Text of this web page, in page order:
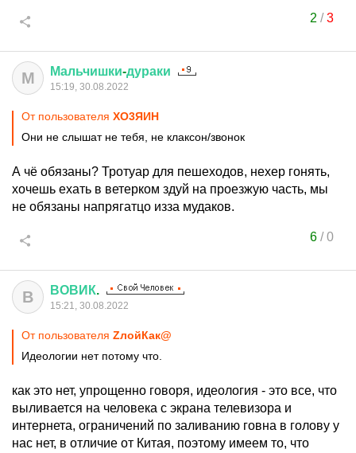
2 /3
М Мальчишки-дураки
15:19, 30.08.2022
От пользователя XО3ЯИH
Они не слышат не тебя, не клаксон/звонок
А чё обязаны? Тротуар для пешеходов, нехер гонять,
хочешь ехать в ветерком здуй на проезжую часть, мы
не обязаны напрягатцо изза мудаков.
6/0
В ВОВИК.
15:21, 30.08.2022
От пользователя ZлойКак@
Идеологии нет потому что.
как это нет, упрощенно говоря, идеология - это все, что
выливается на человека с экрана телевизора и
интернета, ограничений по заливанию говна в голову у
нас нет, в отличие от Китая, поэтому имеем то, что